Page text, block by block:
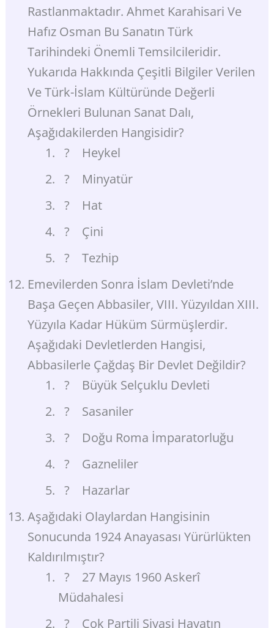
Rastlanmaktadır. Ahmet Karahisari Ve
Hafız Osman Bu Sanatın Türk
Tarihindeki Önemli Temsilcileridir.
Yukarıda Hakkında Çeşitli Bilgiler Verilen
Ve Türk-İslam Kültüründe Değerli
Örnekleri Bulunan Sanat Dalı,
Aşağıdakilerden Hangisidir?
? Heykel
? Minyatür
? Hat
? Çini
? Tezhip
Emevilerden Sonra İslam Devleti’nde
Başa Geçen Abbasiler, VIII. Yüzyıldan XIII.
Yüzyıla Kadar Hüküm Sürmüşlerdir.
Aşağıdaki Devletlerden Hangisi,
Abbasilerle Çağdaş Bir Devlet Değildir?
? Büyük Selçuklu Devleti
? Sasaniler
? Doğu Roma İmparatorluğu
? Gazneliler
? Hazarlar
Aşağıdaki Olaylardan Hangisinin
Sonucunda 1924 Anayasası Yürürlükten
Kaldırılmıştır?
? 27 Mayıs 1960 Askerî
Müdahalesi
? Çok Partili Siyasi Hayatın